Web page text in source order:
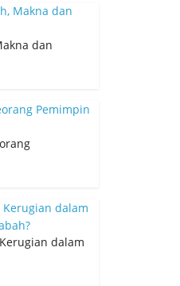
dan
dalam